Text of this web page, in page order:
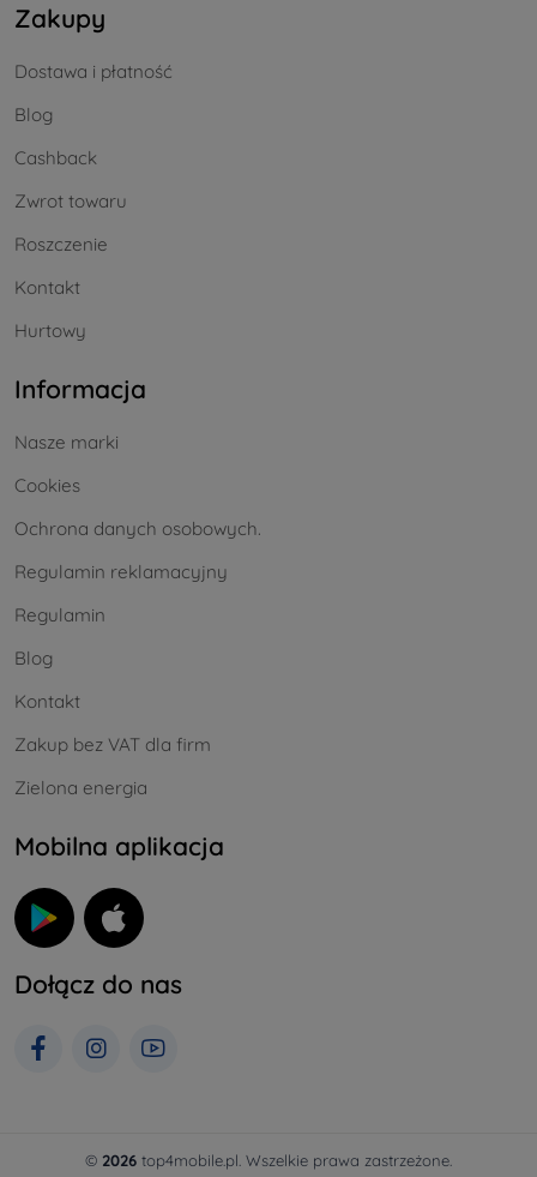
Zakupy
Dostawa i płatność
Blog
Cashback
Zwrot towaru
Roszczenie
Kontakt
Hurtowy
Informacja
Nasze marki
Cookies
Ochrona danych osobowych.
Regulamin reklamacyjny
Regulamin
Blog
Kontakt
Zakup bez VAT dla firm
Zielona energia
Mobilna aplikacja
Dołącz do nas
© 2026 top4mobile.pl. Wszelkie prawa zastrzeżone.